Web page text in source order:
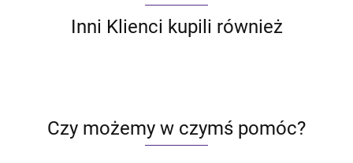
Inni Klienci kupili również
Czy możemy w czymś pomóc?